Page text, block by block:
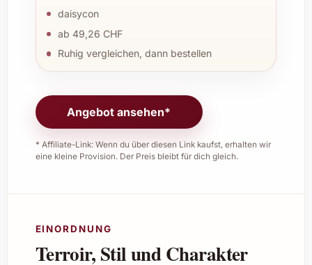
daisycon
ab 49,26 CHF
Ruhig vergleichen, dann bestellen
Angebot ansehen*
* Affiliate-Link: Wenn du über diesen Link kaufst, erhalten wir
eine kleine Provision. Der Preis bleibt für dich gleich.
EINORDNUNG
Terroir, Stil und Charakter